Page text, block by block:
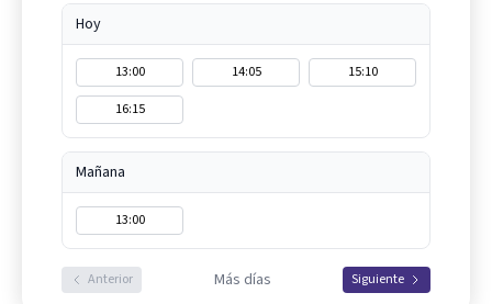
Hoy
13:00 14:05
15:10
16:15
Mañana
13:00
Anterior Más días Siguiente